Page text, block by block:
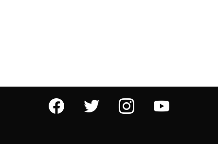
facebook twitter instagram